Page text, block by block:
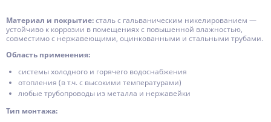
Материал и покрытие:сталь с гальваническим никелированием —
устойчиво к коррозии в помещениях с повышенной влажностью,
совместимо с нержавеющими, оцинкованными и стальными трубами.
Область применения:
системы холодного и горячего водоснабжения
отопления (в т.ч. с высокими температурами)
любые трубопроводы из металла и нержавейки
Тип монтажа: